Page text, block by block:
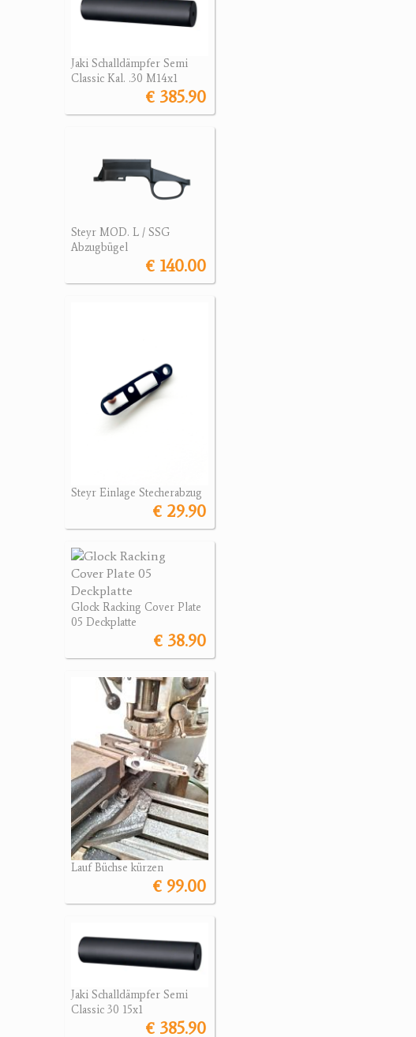
Jaki Schalldämpfer Semi
Classic Kal. .30 M14x1
€ 385.90
Steyr MOD. L / SSG
Abzugbügel
€ 140.00
Steyr Einlage Stecherabzug
€ 29.90
Glock Racking Cover Plate
05 Deckplatte
€ 38.90
Lauf Büchse kürzen
€ 99.00
Jaki Schalldämpfer Semi
Classic 30 15x1
€ 385.90